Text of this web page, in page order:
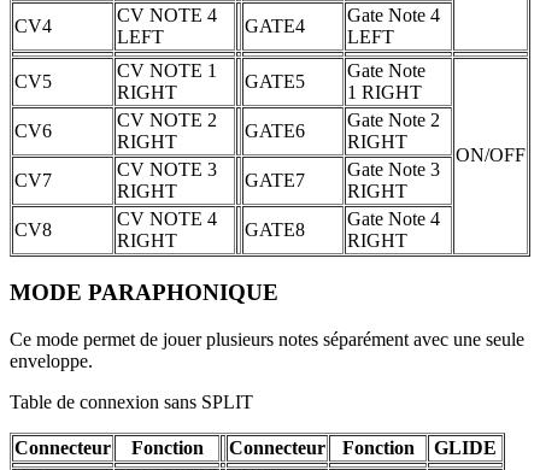
CV4
CV NOTE 4
LEFT
GATE4
Gate Note 4
LEFT
CV5
CV NOTE 1
RIGHT
GATE5
Gate Note
1 RIGHT
ON/OFF
CV6
CV NOTE 2
RIGHT
GATE6
Gate Note 2
RIGHT
CV7
CV NOTE 3
RIGHT
GATE7
Gate Note 3
RIGHT
CV8
CV NOTE 4
RIGHT
GATE8
Gate Note 4
RIGHT
MODE PARAPHONIQUE
Ce mode permet de jouer plusieurs notes séparément avec une seule
enveloppe.
Table de connexion sans SPLIT
Connecteur Fonction Connecteur Fonction
GLIDE